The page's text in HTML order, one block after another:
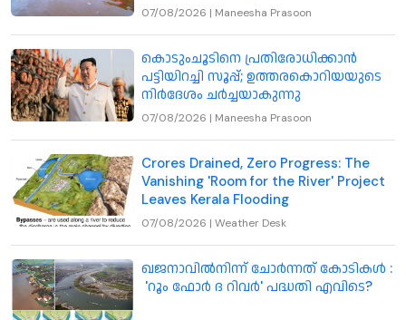
07/08/2026 | Maneesha Prasoon
കൊടുംചൂടിനെ പ്രതിരോധിക്കാൻ
പട്ടിയിറച്ചി സൂപ്പ്; ഉത്തരകൊറിയയുടെ
നിർദേശം ചർച്ചയാകുന്നു
07/08/2026 | Maneesha Prasoon
Crores Drained, Zero Progress: The
Vanishing 'Room for the River' Project
Leaves Kerala Flooding
07/08/2026 | Weather Desk
ഖജനാവിൽനിന്ന് ചോർന്നത് കോടികൾ :
'റൂം ഫോർ ദ റിവർ' പദ്ധതി എവിടെ?